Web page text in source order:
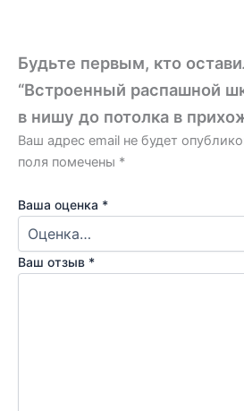
Будьте первым, кто
“Встроенный распашной
в нишу до потолка в
Ваш адрес email не будет
поля помечены *
Ваша оценка *
Ваш отзыв *